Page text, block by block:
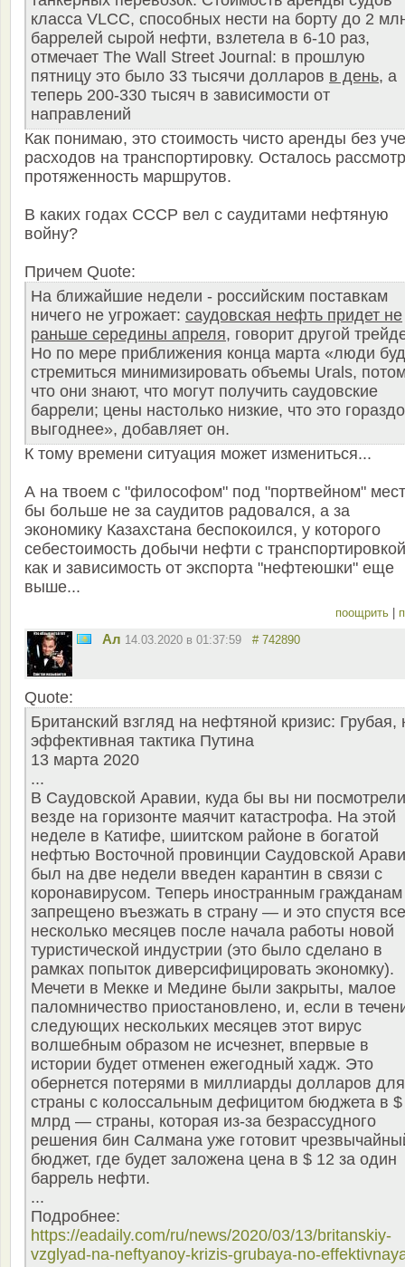
класса VLCC, способных нести на борту до 2
баррелей сырой нефти, взлетела в 6-10 раз,
отмечает The Wall Street Journal: в прошлую
пятницу это было 33 тысячи долларов в день, а
теперь 200-330 тысяч в зависимости от
направлений
Как понимаю, это стоимость чисто аренды без
расходов на транспортировку. Осталось
протяженность маршрутов.
В каких годах СССР вел с саудитами нефтяную
войну?
Причем Quote:
На ближайшие недели - российским поставкам
ничего не угрожает: саудовская нефть придет не
раньше середины апреля, говорит другой
Но по мере приближения конца марта «люди
стремиться минимизировать объемы Urals,
что они знают, что могут получить саудовские
баррели; цены настолько низкие, что это гораздо
выгоднее», добавляет он.
К тому времени ситуация может измениться...
А на твоем с "философом" под "портвейном"
бы больше не за саудитов радовался, а за
экономику Казахстана беспокоился, у которого
себестоимость добычи нефти с
как и зависимость от экспорта "нефтеюшки" еще
выше...
поощрить
Ал 14.03.2020 в 01:37:59 # 742890
Quote:
Британский взгляд на нефтяной кризис: Грубая,
эффективная тактика Путина
13 марта 2020
...
В Саудовской Аравии, куда бы вы ни
везде на горизонте маячит катастрофа. На этой
неделе в Катифе, шиитском районе в богатой
нефтью Восточной провинции Саудовской
был на две недели введен карантин в связи с
коронавирусом. Теперь иностранным гражданам
запрещено въезжать в страну — и это спустя
несколько месяцев после начала работы новой
туристической индустрии (это было сделано в
рамках попыток диверсифицировать экономку).
Мечети в Мекке и Медине были закрыты, малое
паломничество приостановлено, и, если в
следующих нескольких месяцев этот вирус
волшебным образом не исчезнет, впервые в
истории будет отменен ежегодный хадж. Это
обернется потерями в миллиарды долларов для
страны с колоссальным дефицитом бюджета в $
млрд — страны, которая из-за безрассудного
решения бин Салмана уже готовит
бюджет, где будет заложена цена в $ 12 за один
баррель нефти.
...
Подробнее:
https://eadaily.com/ru/news/2020/03/13/britanskiy-
vzglyad-na-neftyanoy-krizis-grubaya-no-